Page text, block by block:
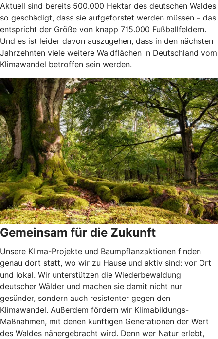
Aktuell sind bereits 500.000 Hektar des deutschen Waldes
so geschädigt, dass sie aufgeforstet werden müssen – das
entspricht der Größe von knapp 715.000 Fußballfeldern.
Und es ist leider davon auszugehen, dass in den nächsten
Jahrzehnten viele weitere Waldflächen in Deutschland vom
Klimawandel betroffen sein werden.
Gemeinsam für die Zukunft
Unsere Klima-Projekte und Baumpflanzaktionen finden
genau dort statt, wo wir zu Hause und aktiv sind: vor Ort
und lokal. Wir unterstützen die Wiederbewaldung
deutscher Wälder und machen sie damit nicht nur
gesünder, sondern auch resistenter gegen den
Klimawandel. Außerdem fördern wir Klimabildungs-
Maßnahmen, mit denen künftigen Generationen der Wert
des Waldes nähergebracht wird. Denn wer Natur erlebt,